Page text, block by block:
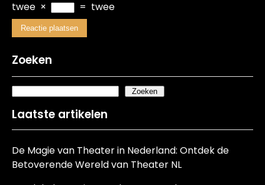
twee × = twee
Zoeken
Zoeken
Laatste artikelen
De Magie van Theater in Nederland: Ontdek de
Betoverende Wereld van Theater NL